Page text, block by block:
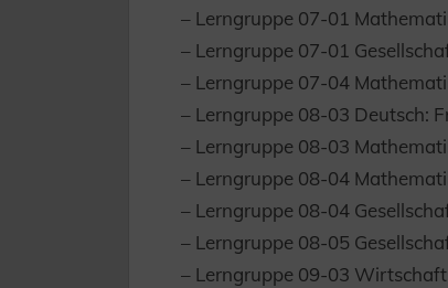
– Lerngruppe 07-01
– Lerngruppe 07-01
– Lerngruppe 07-04
– Lerngruppe 08-03 Deutsch:
– Lerngruppe 08-03
– Lerngruppe 08-04
– Lerngruppe 08-04
– Lerngruppe 08-05
– Lerngruppe 09-03